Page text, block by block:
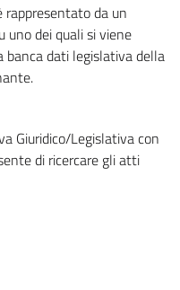
da un
uno dei quali si viene
dati legislativa della
Giuridico/Legislativa con
di ricercare gli atti